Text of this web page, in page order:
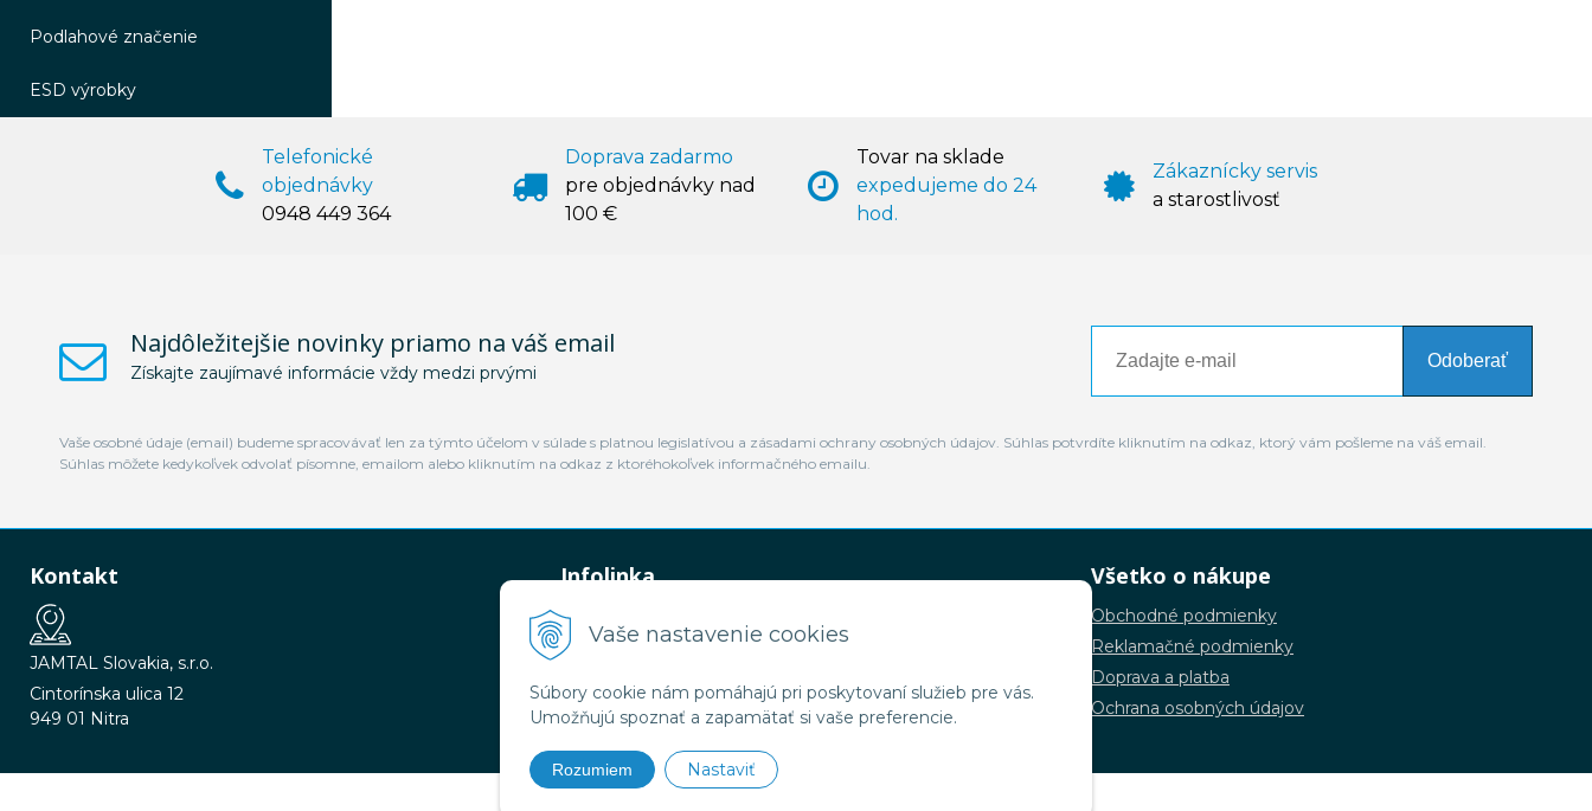
Vaše nastavenie cookies
Súbory cookie nám pomáhajú pri poskytovaní služieb pre vás.
Umožňujú spoznať a zapamätať si vaše preferencie.
Rozumiem Nastaviť
Podlahové značenie
ESD výrobky
Telefonické
objednávky
0948 449 364
Doprava zadarmo
pre objednávky nad
100 €
Tovar na sklade
expedujeme do 24
hod.
Zákaznícky servis
a starostlivosť
Najdôležitejšie novinky priamo na váš email
Získajte zaujímavé informácie vždy medzi prvými
Odoberať
Vaše osobné údaje (email) budeme spracovávať len za týmto účelom v súlade s platnou legislatívou a zásadami ochrany osobných údajov. Súhlas potvrdíte kliknutím na odkaz, ktorý vám pošleme na váš email.
Súhlas môžete kedykoľvek odvolať písomne, emailom alebo kliknutím na odkaz z ktoréhokoľvek informačného emailu.
Kontakt
JAMTAL Slovakia, s.r.o.
Cintorínska ulica 12
949 01 Nitra
Infolinka
0948 449 364
predaj@jamtal.sk
Všetko o nákupe
Obchodné podmienky
Reklamačné podmienky
Doprava a platba
Ochrana osobných údajov